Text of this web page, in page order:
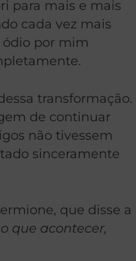
para mais e mais
cada vez mais
ódio por mim
transformação.
de continuar
não tivessem
sinceramente
que disse a
que acontecer,